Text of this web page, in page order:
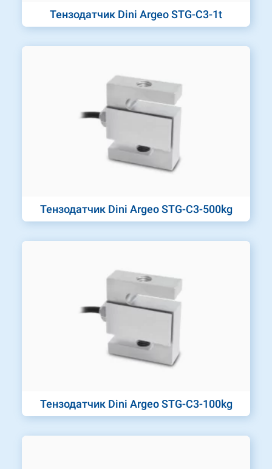
Тензодатчик Dini Argeo STG-C3-1t
Тензодатчик Dini Argeo STG-C3-500kg
Тензодатчик Dini Argeo STG-C3-100kg